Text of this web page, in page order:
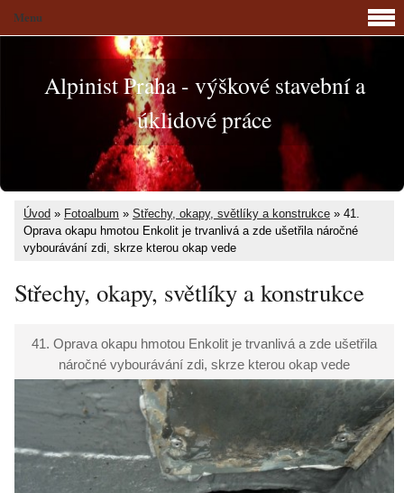
Alpinist Praha - výškové stavební a
úklidové práce
Úvod » Fotoalbum » Střechy, okapy, světlíky a konstrukce » 41.
Oprava okapu hmotou Enkolit je trvanlivá a zde ušetřila náročné
vybourávání zdi, skrze kterou okap vede
Střechy, okapy, světlíky a konstrukce
41. Oprava okapu hmotou Enkolit je trvanlivá a zde ušetřila
náročné vybourávání zdi, skrze kterou okap vede
Menu